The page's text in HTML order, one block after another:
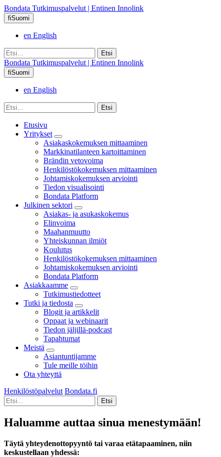
Bondata Tutkimuspalvelut | Entinen Innolink
fiSuomi
en English
Bondata Tutkimuspalvelut | Entinen Innolink
fiSuomi
en English
Etusivu
Yritykset
Asiakaskokemuksen mittaaminen
Markkinatilanteen kartoittaminen
Brändin vetovoima
Henkilöstökokemuksen mittaaminen
Johtamiskokemuksen arviointi
Tiedon visualisointi
Bondata Platform
Julkinen sektori
Asiakas- ja asukaskokemus
Elinvoima
Maahanmuutto
Yhteiskunnan ilmiöt
Koulutus
Henkilöstökokemuksen mittaaminen
Johtamiskokemuksen arviointi
Bondata Platform
Asiakkaamme
Tutkimustiedotteet
Tutki ja tiedosta
Blogit ja artikkelit
Oppaat ja webinaarit
Tiedon jäljillä-podcast
Tapahtumat
Meistä
Asiantuntijamme
Tule meille töihin
Ota yhteyttä
Henkilöstöpalvelut Bondata.fi
Haluamme auttaa sinua menestymään!​
Täytä yhteydenottopyyntö tai varaa etätapaaminen, niin
keskustellaan yhdessä:​